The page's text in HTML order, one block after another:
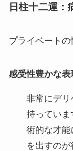
日柱十二運：
プライベートの
感受性豊かな表
非常にデリ
持ってい
術的な才能
を出すの